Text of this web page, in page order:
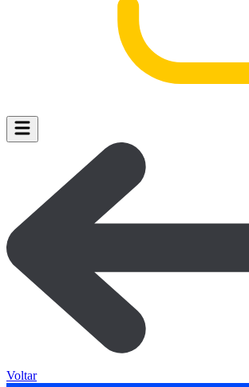
Voltar